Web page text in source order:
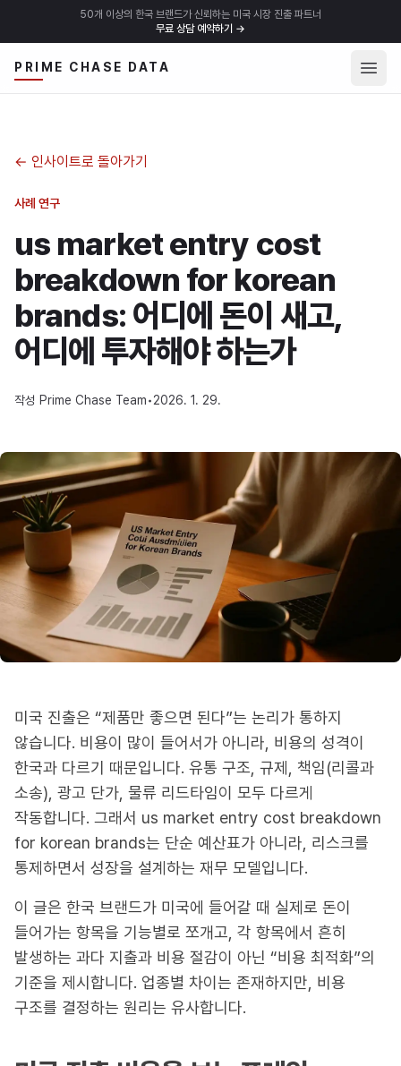
50개 이상의 한국 브랜드가 신뢰하는 미국 시장 진출 파트너
무료 상담 예약하기 →
PRIME CHASE DATA 메뉴
← 인사이트로 돌아가기
사례 연구
us market entry cost
breakdown for korean
brands: 어디에 돈이 새고,
어디에 투자해야 하는가
작성 Prime Chase Team•2026. 1. 29.
미국 진출은 “제품만 좋으면 된다”는 논리가 통하지
않습니다. 비용이 많이 들어서가 아니라, 비용의 성격이
한국과 다르기 때문입니다. 유통 구조, 규제, 책임(리콜과
소송), 광고 단가, 물류 리드타임이 모두 다르게
작동합니다. 그래서 us market entry cost breakdown
for korean brands는 단순 예산표가 아니라, 리스크를
통제하면서 성장을 설계하는 재무 모델입니다.
이 글은 한국 브랜드가 미국에 들어갈 때 실제로 돈이
들어가는 항목을 기능별로 쪼개고, 각 항목에서 흔히
발생하는 과다 지출과 비용 절감이 아닌 “비용 최적화”의
기준을 제시합니다. 업종별 차이는 존재하지만, 비용
구조를 결정하는 원리는 유사합니다.